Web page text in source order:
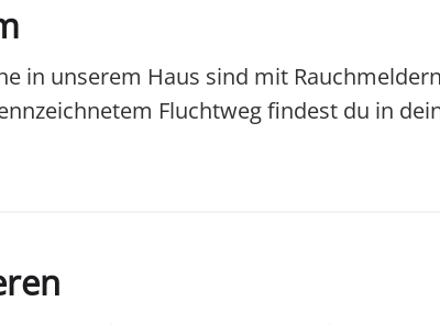
in unserem Haus sind mit
Fluchtweg findest du in